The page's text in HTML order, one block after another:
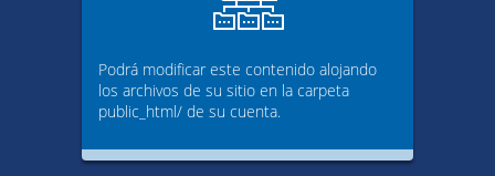
Podrá modificar este contenido alojando
los archivos de su sitio en la carpeta
public_html/ de su cuenta.